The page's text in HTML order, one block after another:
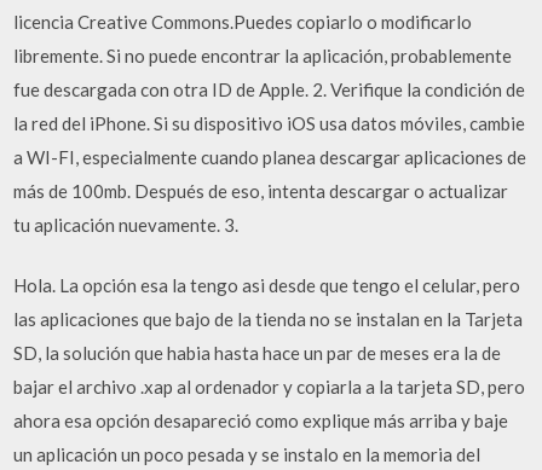
licencia Creative Commons.Puedes copiarlo o modificarlo
libremente. Si no puede encontrar la aplicación, probablemente
fue descargada con otra ID de Apple. 2. Verifique la condición de
la red del iPhone. Si su dispositivo iOS usa datos móviles, cambie
a WI-FI, especialmente cuando planea descargar aplicaciones de
más de 100mb. Después de eso, intenta descargar o actualizar
tu aplicación nuevamente. 3.
Hola. La opción esa la tengo asi desde que tengo el celular, pero
las aplicaciones que bajo de la tienda no se instalan en la Tarjeta
SD, la solución que habia hasta hace un par de meses era la de
bajar el archivo .xap al ordenador y copiarla a la tarjeta SD, pero
ahora esa opción desapareció como explique más arriba y baje
un aplicación un poco pesada y se instalo en la memoria del